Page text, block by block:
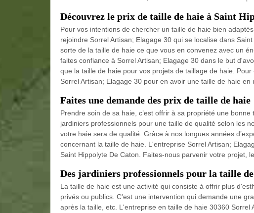
Découvrez le prix de taille de haie à Saint
Pour vos intentions de chercher un taille de haie bien
rejoindre Sorrel Artisan; Elagage 30 qui se localise dans
sorte de la taille de haie ce que vous en convenez avec un
faites confiance à Sorrel Artisan; Elagage 30 dans le but
que la taille de haie pour vos projets de taillage de haie.
Sorrel Artisan; Elagage 30 pour en avoir une taille de haie en
Faites une demande des prix de taille de haie
Prendre soin de sa haie, c’est offrir à sa propriété une
jardiniers professionnels pour une taille de qualité selon les
votre haie sera de qualité. Grâce à nos longues années
concernant la taille de haie. L'entreprise Sorrel Artisan;
Saint Hippolyte De Caton. Faites-nous parvenir votre projet,
Des jardiniers professionnels pour la taille
La taille de haie est une activité qui consiste à offrir plus
privés ou publics. C'est une intervention qui demande une
après la taille, etc. L'entreprise en taille de haie 30360